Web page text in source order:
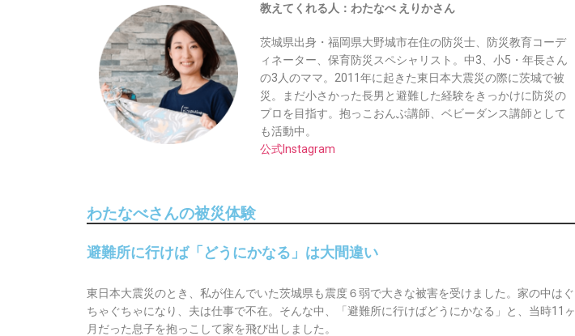
教えてくれる人：わたなべ えりかさん
茨城県出身・福岡県大野城市在住の防災士、防災教育コーデ
ィネーター、保育防災スペシャリスト。中3、小5・年長さん
の3人のママ。2011年に起きた東日本大震災の際に茨城で被
災。まだ小さかった長男と避難した経験をきっかけに防災の
プロを目指す。抱っこおんぶ講師、ベビーダンス講師として
も活動中。
公式Instagram
わたなべさんの被災体験
避難所に行けば「どうにかなる」は大間違い
東日本大震災のとき、私が住んでいた茨城県も震度６弱で大きな被害を受けました。家の中はぐ
ちゃぐちゃになり、夫は仕事で不在。そんな中、「避難所に行けばどうにかなる」と、当時11ヶ
月だった息子を抱っこして家を飛び出しました。